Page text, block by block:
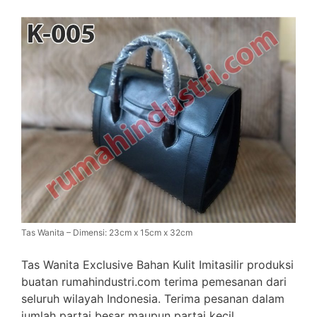
Tas Wanita – Dimensi: 23cm x 15cm x 32cm
Tas Wanita Exclusive Bahan Kulit Imitasilir produksi
buatan rumahindustri.com terima pemesanan dari
seluruh wilayah Indonesia. Terima pesanan dalam